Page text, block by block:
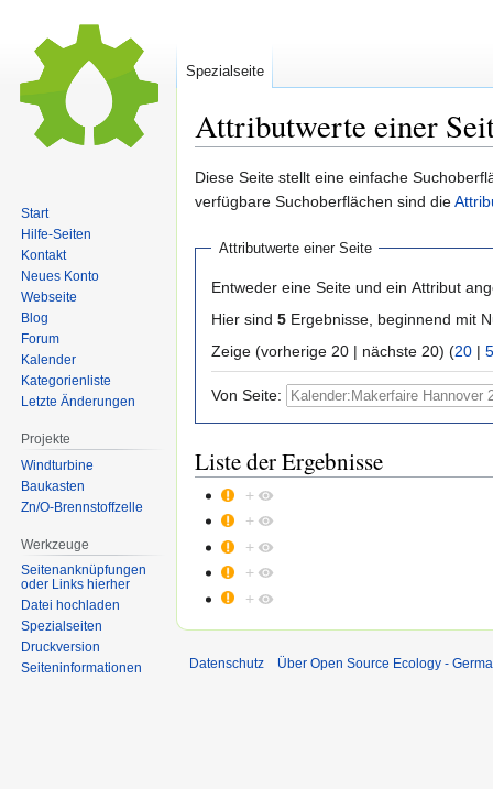
Attributwerte einer
Zur
Navigation
Zur
Suche
Diese Seite stellt eine einfache
verfügbare Suchoberflächen sind die
Attributwerte einer Seite
Entweder eine Seite und ein Attribut
Hier sind 5 Ergebnisse, beginnend mit
Zeige (vorherige 20 | nächste 20) (20 |
Von Seite:
Liste der Ergebnisse
+
+
+
+
+
Spezialseite
Start
Hilfe-Seiten
Kontakt
Neues Konto
Webseite
Blog
Forum
Kalender
Kategorienliste
Letzte Änderungen
Projekte
Windturbine
Baukasten
Zn/O-Brennstoffzelle
Werkzeuge
Seitenanknüpfungen
oder Links hierher
Datei hochladen
Spezialseiten
Druckversion
Seiten­informationen
Datenschutz Über Open Source Ecology -